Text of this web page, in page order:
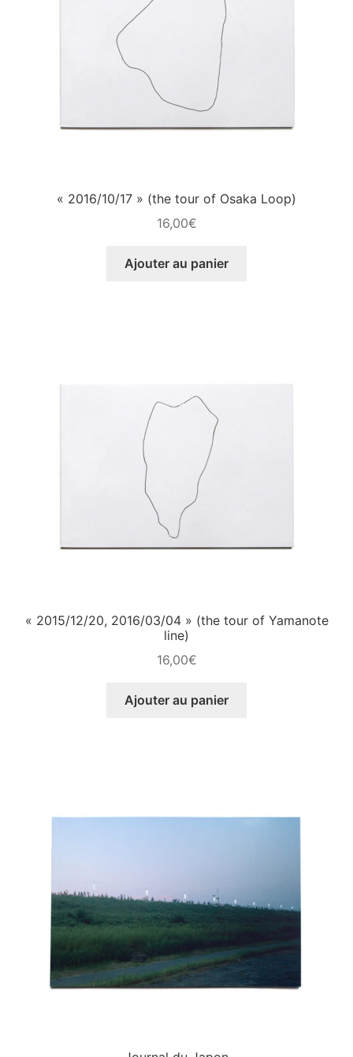
« 2016/10/17 » (the tour of Osaka Loop)
16,00€
Ajouter au panier
« 2015/12/20, 2016/03/04 » (the tour of Yamanote
line)
16,00€
Ajouter au panier